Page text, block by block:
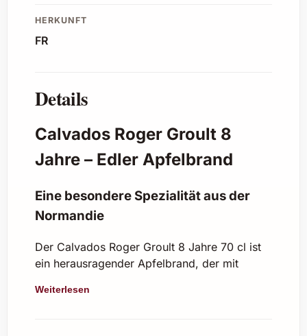
HERKUNFT
FR
Details
Calvados Roger Groult 8
Jahre – Edler Apfelbrand
Eine besondere Spezialität aus der
Normandie
Der Calvados Roger Groult 8 Jahre 70 cl ist
ein herausragender Apfelbrand, der mit
ausgeprägten Charakter wahre Genießer
Weiterlesen